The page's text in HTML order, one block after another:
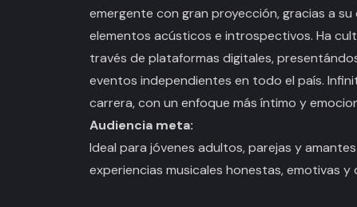
emergente con gran proyección, gracias a
elementos acústicos e introspectivos. Ha
través de plataformas digitales,
eventos independientes en todo el país.
carrera, con un enfoque más íntimo y
Audiencia meta:
Ideal para jóvenes adultos, parejas y
experiencias musicales honestas, emotivas